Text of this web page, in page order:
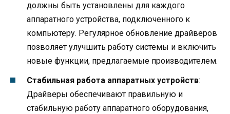
должны быть установлены для каждого
аппаратного устройства, подключенного к
компьютеру. Регулярное обновление драйверов
позволяет улучшить работу системы и включить
новые функции, предлагаемые производителем.
Стабильная работа аппаратных устройств:
Драйверы обеспечивают правильную и
стабильную работу аппаратного оборудования,